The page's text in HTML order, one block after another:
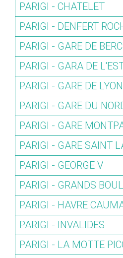
PARIGI - CHATELET
PARIGI - DENFERT
PARIGI - GARE DE
PARIGI - GARA DE
PARIGI - GARE DE LYON
PARIGI - GARE DU
PARIGI - GARE
PARIGI - GARE SAINT
PARIGI - GEORGE V
PARIGI - GRANDS
PARIGI - HAVRE
PARIGI - INVALIDES
PARIGI - LA MOTTE